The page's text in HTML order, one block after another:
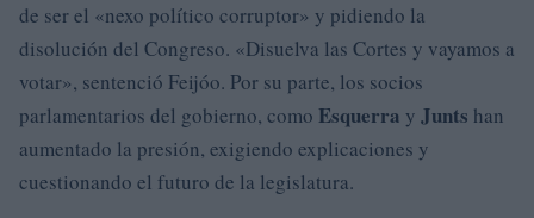
de ser el «nexo político corruptor» y pidiendo la
disolución del Congreso. «Disuelva las Cortes y vayamos a
votar», sentenció Feijóo. Por su parte, los socios
parlamentarios del gobierno, como Esquerra y Junts han
aumentado la presión, exigiendo explicaciones y
cuestionando el futuro de la legislatura.